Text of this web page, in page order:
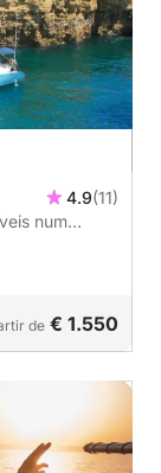
4.9(11)
num
de € 1.550